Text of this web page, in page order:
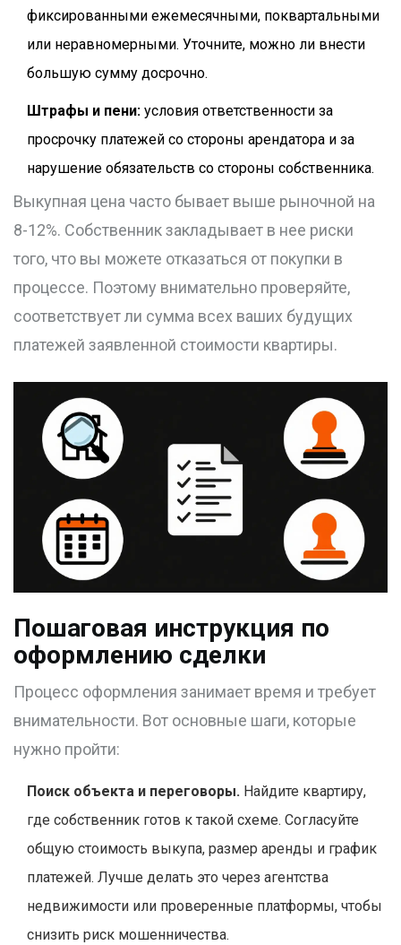
фиксированными ежемесячными, поквартальными
или неравномерными. Уточните, можно ли внести
большую сумму досрочно.
Штрафы и пени: условия ответственности за
просрочку платежей со стороны арендатора и за
нарушение обязательств со стороны собственника.
Выкупная цена часто бывает выше рыночной на
8-12%. Собственник закладывает в нее риски
того, что вы можете отказаться от покупки в
процессе. Поэтому внимательно проверяйте,
соответствует ли сумма всех ваших будущих
платежей заявленной стоимости квартиры.
Пошаговая инструкция по
оформлению сделки
Процесс оформления занимает время и требует
внимательности. Вот основные шаги, которые
нужно пройти:
Поиск объекта и переговоры. Найдите квартиру,
где собственник готов к такой схеме. Согласуйте
общую стоимость выкупа, размер аренды и график
платежей. Лучше делать это через агентства
недвижимости или проверенные платформы, чтобы
снизить риск мошенничества.